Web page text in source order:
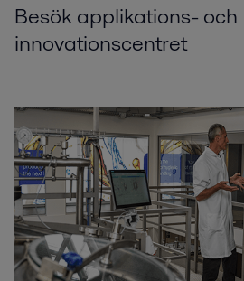
Besök applikations- och
innovationscentret